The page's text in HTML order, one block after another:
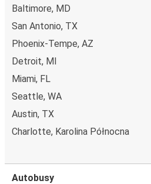
Baltimore, MD
San Antonio, TX
Phoenix-Tempe, AZ
Detroit, MI
Miami, FL
Seattle, WA
Austin, TX
Charlotte, Karolina Północna
Autobusy